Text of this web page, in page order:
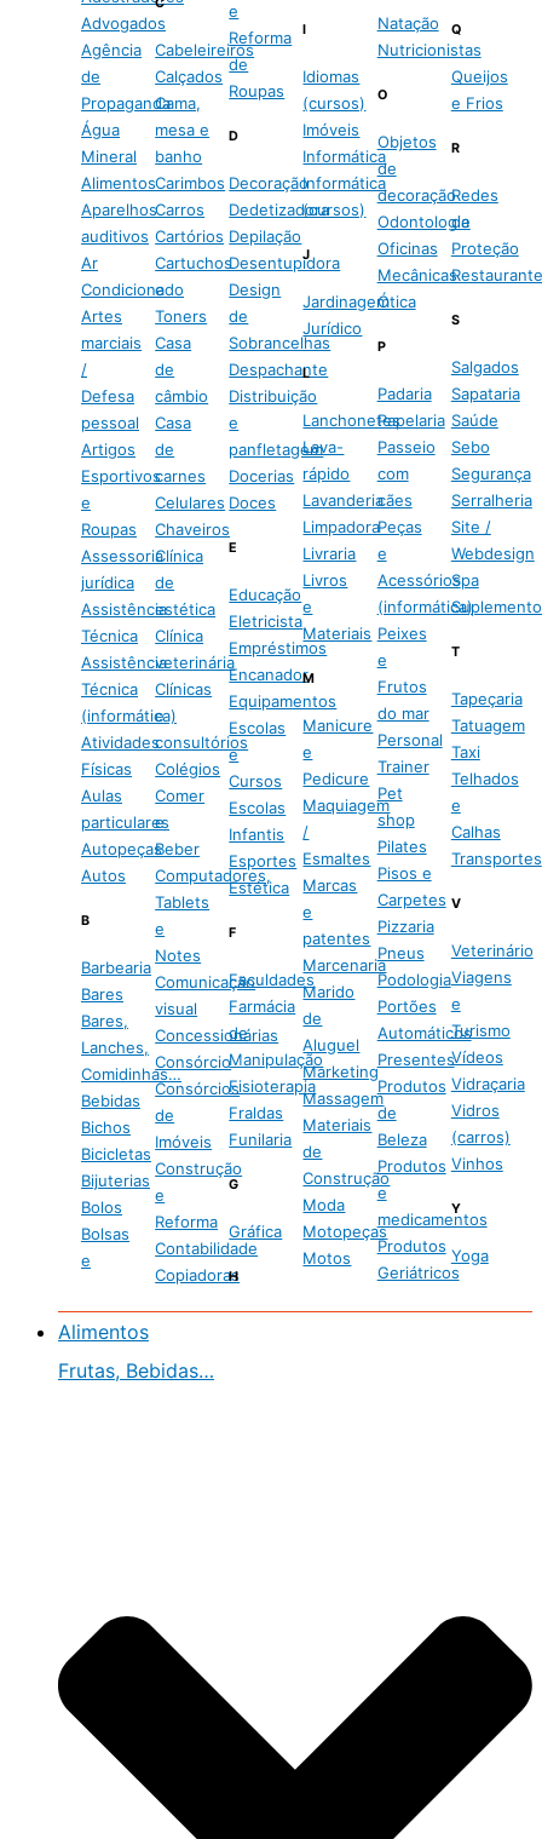
Advogados
Agência
de
Propaganda
Água
Mineral
Alimentos
Aparelhos
auditivos
Ar
Condicionado
Artes
marciais
/
Defesa
pessoal
Artigos
Esportivos
e
Roupas
Assessoria
jurídica
Assistência
Técnica
Assistência
Técnica
(informática)
Atividades
Físicas
Aulas
particulares
Autopeças
Autos
B
Barbearia
Bares
Bares,
Lanches,
Comidinhas…
Bebidas
Bichos
Bicicletas
Bijuterias
Bolos
Bolsas
e
Cabeleireiros
Calçados
Cama,
mesa e
banho
Carimbos
Carros
Cartórios
Cartuchos
e
Toners
Casa
de
câmbio
Casa
de
carnes
Celulares
Chaveiros
Clínica
de
estética
Clínica
veterinária
Clínicas
e
consultórios
Colégios
Comer
e
Beber
Computadores,
Tablets
e
Notes
Comunicação
visual
Concessionárias
Consórcio
Consórcios
de
Imóveis
Construção
e
Reforma
Contabilidade
Copiadoras
e
Reforma
de
Roupas
D
Decoração
Dedetizadora
Depilação
Desentupidora
Design
de
Sobrancelhas
Despachante
Distribuição
e
panfletagem
Docerias
Doces
E
Educação
Eletricista
Empréstimos
Encanador
Equipamentos
Escolas
e
Cursos
Escolas
Infantis
Esportes
Estética
F
Faculdades
Farmácia
de
Manipulação
Fisioterapia
Fraldas
Funilaria
G
Gráfica
H
I
Idiomas
(cursos)
Imóveis
Informática
Informática
(cursos)
J
Jardinagem
Jurídico
L
Lanchonetes
Lava-
rápido
Lavanderia
Limpadora
Livraria
Livros
e
Materiais
M
Manicure
e
Pedicure
Maquiagem
/
Esmaltes
Marcas
e
patentes
Marcenaria
Marido
de
Aluguel
Marketing
Massagem
Materiais
de
Construção
Moda
Motopeças
Motos
Natação
Nutricionistas
O
Objetos
de
decoração
Odontologia
Oficinas
Mecânicas
Ótica
P
Padaria
Papelaria
Passeio
com
cães
Peças
e
Acessórios
(informática)
Peixes
e
Frutos
do mar
Personal
Trainer
Pet
shop
Pilates
Pisos e
Carpetes
Pizzaria
Pneus
Podologia
Portões
Automáticos
Presentes
Produtos
de
Beleza
Produtos
e
medicamentos
Produtos
Geriátricos
Q
Queijos
e Frios
R
Redes
de
Proteção
S
Salgados
Sapataria
Saúde
Sebo
Segurança
Serralheria
Site /
Webdesign
Spa
T
Tapeçaria
Tatuagem
Taxi
Telhados
e
Calhas
Transportes
V
Veterinário
Viagens
e
Turismo
Vídeos
Vidraçaria
Vidros
(carros)
Vinhos
Y
Yoga
Alimentos
Frutas, Bebidas…